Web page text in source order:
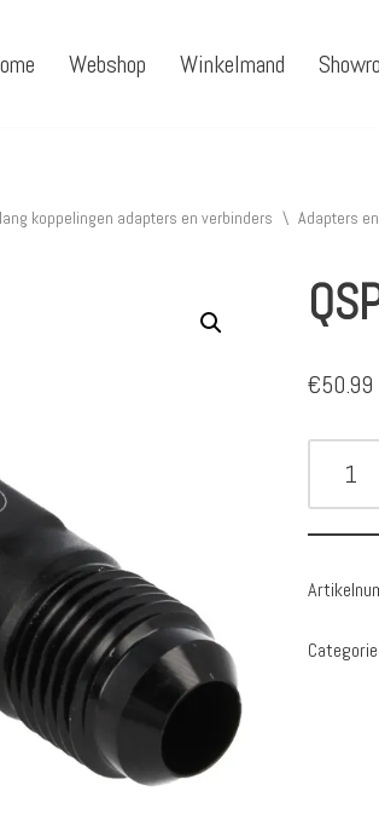
Webshop Winkelmand
koppelingen adapters en verbinders \ Adapters
€50.99